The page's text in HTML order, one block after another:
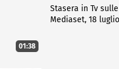
01:38
Stasera in Tv
Mediaset, 18 luglio